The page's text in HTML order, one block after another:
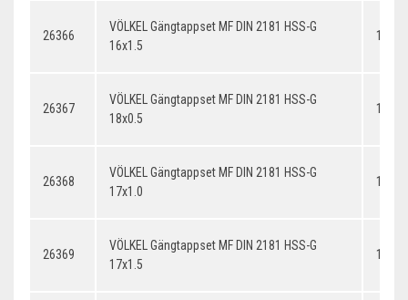
26366
VÖLKEL Gängtappset MF DIN 2181 HSS-G
16x1.5
26367
VÖLKEL Gängtappset MF DIN 2181 HSS-G
18x0.5
26368
VÖLKEL Gängtappset MF DIN 2181 HSS-G
17x1.0
26369
VÖLKEL Gängtappset MF DIN 2181 HSS-G
17x1.5